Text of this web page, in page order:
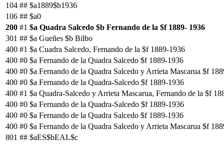
104 ## $a1889$b1936
106 ## $a0
200 #1 $a Quadra Salcedo $b Fernando de la $f 1889- 1936
301 ## $a Gueñes $b Bilbo
400 #1 $a Cuadra Salcedo, Fernando de la $f 1889-1936
400 #0 $a Fernando de la Quadra Salcedo $f 1889-1936
400 #0 $a Fernando de la Quadra Salcedo y Arrieta Mascarua $f
400 #0 $a Fernando de la Quadra-Salcedo $f 1889-1936
400 #1 $a Quadra-Salcedo y Arrieta Mascarua, Fernando de la $f
400 #0 $a Fernando de la Quadra-Salcedo $f 1889-1936
400 #0 $a Fernando de la Quadra Salcedo $f 1889-1936
400 #0 $a Fernando de la Quadra Salcedo y Arrieta Mascarua $f
801 ## $aES$bEAL$c